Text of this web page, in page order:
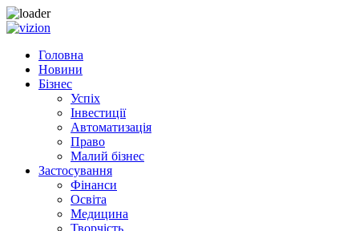
Skip to content
Головна
Новини
Бізнес
Успіх
Інвестиції
Автоматизація
Право
Малий бізнес
Застосування
Фінанси
Освіта
Медицина
Творчість